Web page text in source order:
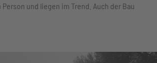
und liegen im Trend. Auch der Bau